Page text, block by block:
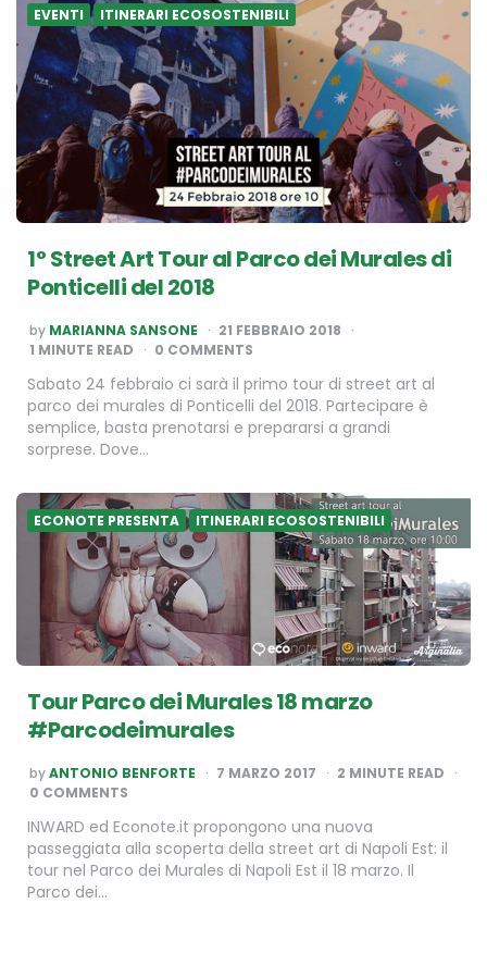
EVENTI ITINERARI ECOSOSTENIBILI
1° Street Art Tour al Parco dei Murales di
Ponticelli del 2018
POSTED
BY
by MARIANNA SANSONE
21 FEBBRAIO 2018
1 MINUTE READ 0 COMMENTS
Sabato 24 febbraio ci sarà il primo tour di street art al
parco dei murales di Ponticelli del 2018. Partecipare è
semplice, basta prenotarsi e prepararsi a grandi
sorprese. Dove…
ECONOTE PRESENTA ITINERARI ECOSOSTENIBILI
Tour Parco dei Murales 18 marzo
#Parcodeimurales
POSTED
BY
byANTONIO BENFORTE 7 MARZO 2017 2 MINUTE READ
0 COMMENTS
INWARD ed Econote.it propongono una nuova
passeggiata alla scoperta della street art di Napoli Est: il
tour nel Parco dei Murales di Napoli Est il 18 marzo. Il
Parco dei…